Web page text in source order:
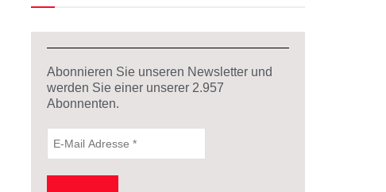
Abonnieren Sie unseren Newsletter und
werden Sie einer unserer 2.957
Abonnenten.